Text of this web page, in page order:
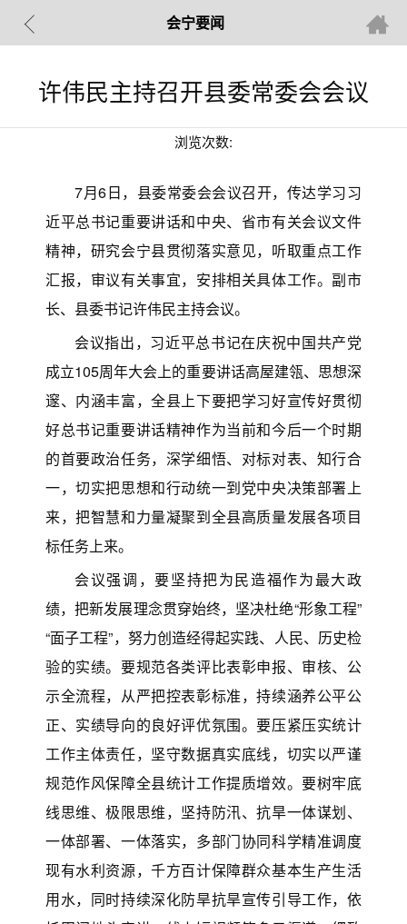
会宁要闻
许伟民主持召开县委常委会会议
浏览次数:
7月6日，县委常委会会议召开，传达学习习
近平总书记重要讲话和中央、省市有关会议文件
精神，研究会宁县贯彻落实意见，听取重点工作
汇报，审议有关事宜，安排相关具体工作。副市
长、县委书记许伟民主持会议。
会议指出，习近平总书记在庆祝中国共产党
成立105周年大会上的重要讲话高屋建瓴、思想深
邃、内涵丰富，全县上下要把学习好宣传好贯彻
好总书记重要讲话精神作为当前和今后一个时期
的首要政治任务，深学细悟、对标对表、知行合
一，切实把思想和行动统一到党中央决策部署上
来，把智慧和力量凝聚到全县高质量发展各项目
标任务上来。
会议强调，要坚持把为民造福作为最大政
绩，把新发展理念贯穿始终，坚决杜绝“形象工程”
“面子工程”，努力创造经得起实践、人民、历史检
验的实绩。要规范各类评比表彰申报、审核、公
示全流程，从严把控表彰标准，持续涵养公平公
正、实绩导向的良好评优氛围。要压紧压实统计
工作主体责任，坚守数据真实底线，切实以严谨
规范作风保障全县统计工作提质增效。要树牢底
线思维、极限思维，坚持防汛、抗旱一体谋划、
一体部署、一体落实，多部门协同科学精准调度
现有水利资源，千方百计保障群众基本生产生活
用水，同时持续深化防旱抗旱宣传引导工作，依